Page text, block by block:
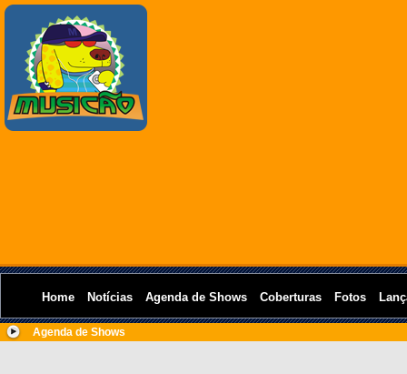
Home Notícias Agenda de Shows Coberturas Fotos
Agenda de Shows